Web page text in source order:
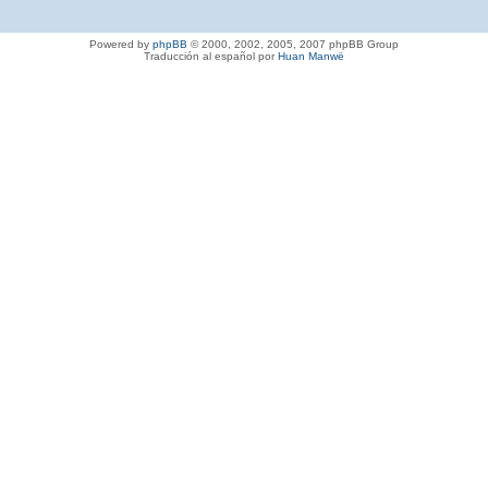
Powered by phpBB © 2000, 2002, 2005, 2007 phpBB Group
Traducción al español porHuan Manwë